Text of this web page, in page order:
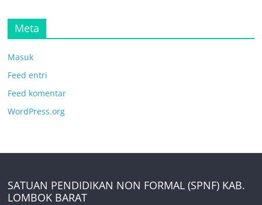
Meta
Masuk
Feed entri
Feed komentar
WordPress.org
SATUAN PENDIDIKAN NON FORMAL (SPNF) KAB.
LOMBOK BARAT